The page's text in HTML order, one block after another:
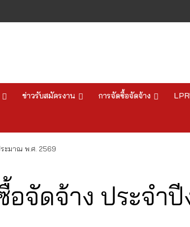
ข่าวรับสมัครงาน การจัดซื้อจัดจ้าง
ะมาณ พ.ศ. 2569
อจัดจ้าง ประจำ